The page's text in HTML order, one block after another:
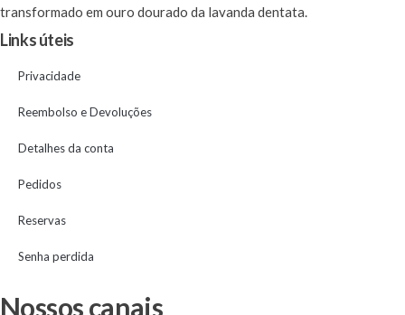
transformado em ouro dourado da lavanda dentata.
Links úteis
Privacidade
Reembolso e Devoluções
Detalhes da conta
Pedidos
Reservas
Senha perdida
Nossos canais